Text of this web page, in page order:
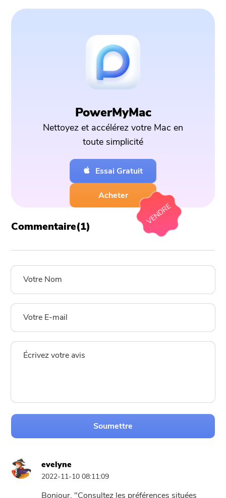
PowerMyMac
Nettoyez et accélérez votre Mac en
toute simplicité
Essai Gratuit
Acheter
VENDRE
Commentaire(1)
Soumettre
evelyne
2022-11-10 08:11:09
Bonjour, "Consultez les préférences situées